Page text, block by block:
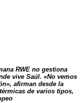
RWE no gestiona
vive Saúl. «No vemos
afirman desde la
de varios tipos,